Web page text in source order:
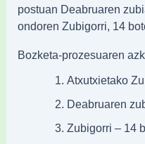
postuan Deabruaren
ondoren Zubigorri, 14
Bozketa-prozesuaren
Atxutxietako
Deabruaren
Zubigorri – 14